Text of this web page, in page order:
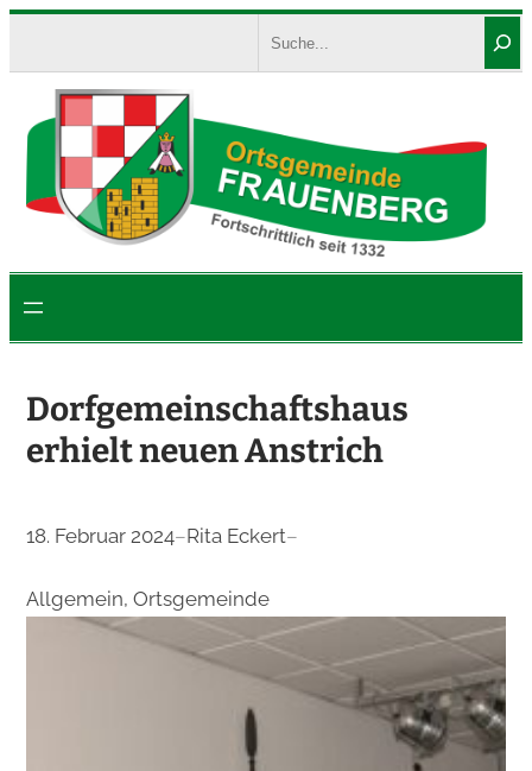
springen
Dorfgemeinschaftshaus
erhielt neuen Anstrich
18. Februar 2024–Rita Eckert–
Allgemein, Ortsgemeinde